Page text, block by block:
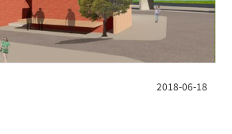
2018-06-18